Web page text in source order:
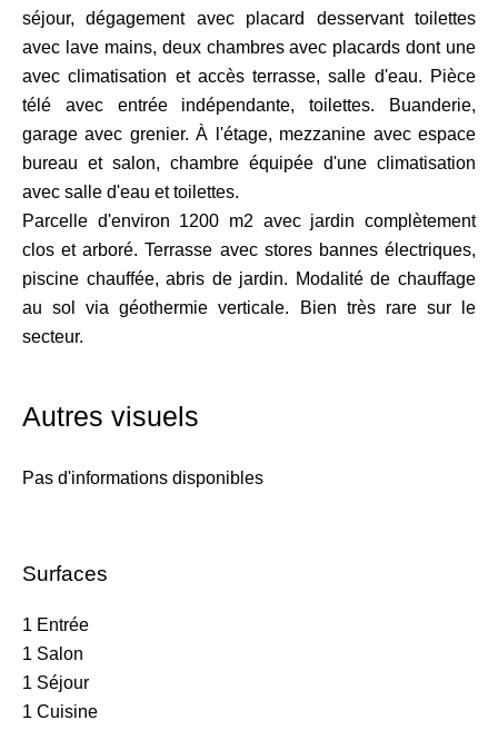
séjour, dégagement avec placard desservant toilettes
avec lave mains, deux chambres avec placards dont une
avec climatisation et accès terrasse, salle d'eau. Pièce
télé avec entrée indépendante, toilettes. Buanderie,
garage avec grenier. À l'étage, mezzanine avec espace
bureau et salon, chambre équipée d'une climatisation
avec salle d'eau et toilettes.
Parcelle d'environ 1200 m2 avec jardin complètement
clos et arboré. Terrasse avec stores bannes électriques,
piscine chauffée, abris de jardin. Modalité de chauffage
au sol via géothermie verticale. Bien très rare sur le
secteur.
Autres visuels
Pas d'informations disponibles
Surfaces
1 Entrée
1 Salon
1 Séjour
1 Cuisine